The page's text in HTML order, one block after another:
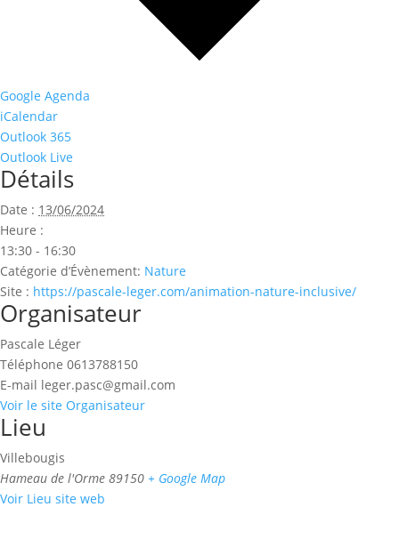
Google Agenda
iCalendar
Outlook 365
Outlook Live
Détails
Date : 13/06/2024
Heure :
13:30 - 16:30
Catégorie d’Évènement: Nature
Site : https://pascale-leger.com/animation-nature-inclusive/
Organisateur
Pascale Léger
Téléphone 0613788150
E-mail leger.pasc@gmail.com
Voir le site Organisateur
Lieu
Villebougis
Hameau de l'Orme 89150 + Google Map
Voir Lieu site web